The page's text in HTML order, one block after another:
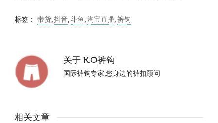
标签： 带货,抖音,斗鱼,淘宝直播,裤钩
关于 K.O裤钩
国际裤钩专家,您身边的裤扣顾问
相关文章